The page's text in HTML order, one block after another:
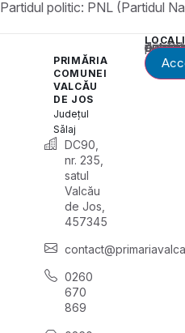
Partidul politic: PNL (Partidul
PRIMĂRIA
COMUNEI
VALCĂU
DE JOS
Județul
Sălaj
DC90,
nr. 235,
satul
Valcău
de Jos,
457345
0260
670
869
Acest conținut este blocat până când acceptați categoria corespunzătoare de cookie-uri.